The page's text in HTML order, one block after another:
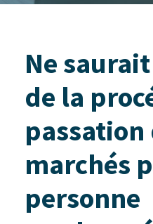
Ne
de la
passation
marchés
personne